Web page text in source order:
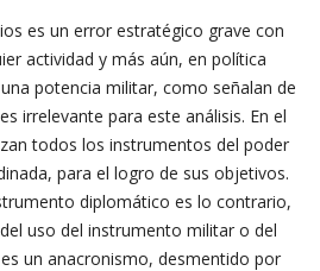
es un error estratégico grave con
actividad y más aún, en política
potencia militar, como señalan de
irrelevante para este análisis. En el
todos los instrumentos del poder
para el logro de sus objetivos.
diplomático es lo contrario,
uso del instrumento militar o del
un anacronismo, desmentido por